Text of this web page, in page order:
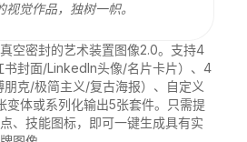
觉作品，独树一帜。
空密封的艺术装置图像2.0。支持4
书封面/LinkedIn头像/名片卡片）、4
克/极简主义/复古海报）、自定义
变体或系列化输出5张套件。只需提
、技能图标，即可一键生成具有实